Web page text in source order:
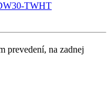
TWHT
prevedení, na zadnej